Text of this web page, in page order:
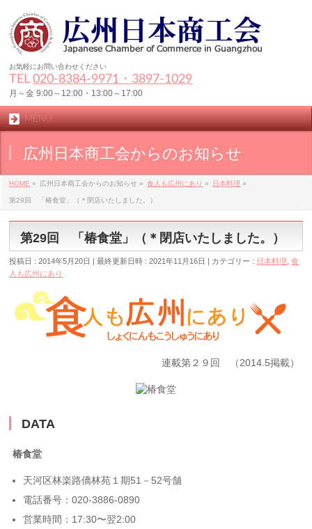
お気軽にお問い合わせください
TEL020-8384‐9971・3897-1029
月～金 9:00～12:00・13:00～17:00
MENU
広州日本商工会からのお知らせ
HOME » 広州日本商工会からのお知らせ » 食人も広州にあり » 日本料理 »
第29回 「椿食堂」（＊閉店いたしました。）
第29回 「椿食堂」（＊閉店いたしました。）
投稿日 : 2014年5月20日 最終更新日時 : 2021年11月16日 カテゴリー : 日本料理 ,食
人も広州にあり
連載第２９回 （2014.5掲載）
DATA
椿食堂
天河区林楽路僑林苑１期51－52号舗
電話番号：020-3886-0890
営業時間：17:30〜翌2:00